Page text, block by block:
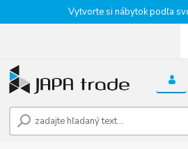
Vytvorte si nábytok podľa